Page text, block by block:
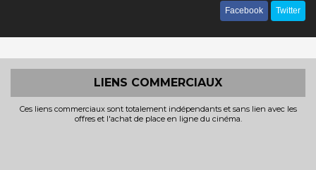
Facebook Twitter
LIENS COMMERCIAUX
Ces liens commerciaux sont totalement indépendants et sans lien avec les
offres et l'achat de place en ligne du cinéma.